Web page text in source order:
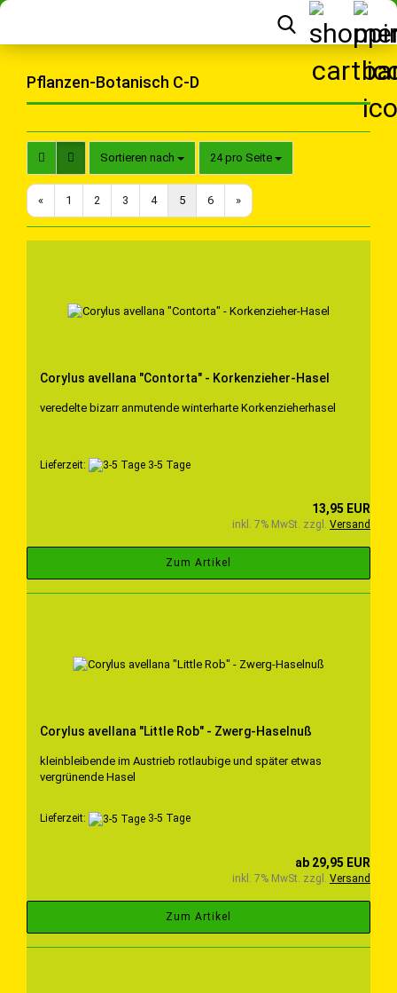
Pflanzen-Botanisch C-D
Sortieren nach
Sortieren nach 24 pro Seite
pro Seite
« 1 2 3 4 5 6 »
Corylus avellana "Contorta" - Korkenzieher-Hasel
veredelte bizarr anmutende winterharte Korkenzieherhasel
Lieferzeit: 3-5 Tage
13,95 EUR
inkl. 7% MwSt. zzgl. Versand
Zum Artikel
Corylus avellana "Little Rob" - Zwerg-Haselnuß
kleinbleibende im Austrieb rotlaubige und später etwas
vergrünende Hasel
Lieferzeit: 3-5 Tage
ab 29,95 EUR
inkl. 7% MwSt. zzgl. Versand
Zum Artikel